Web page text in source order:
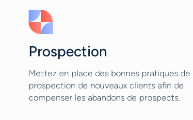
Prospection
Mettez en place des bonnes pratiques de
prospection de nouveaux clients afin de
compenser les abandons de prospects.